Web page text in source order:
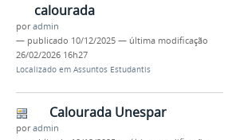
calourada
poradmin
— publicado 10/12/2025 — última modificação
26/02/2026 16h27
Localizado em Assuntos Estudantis
Calourada Unespar
poradmin